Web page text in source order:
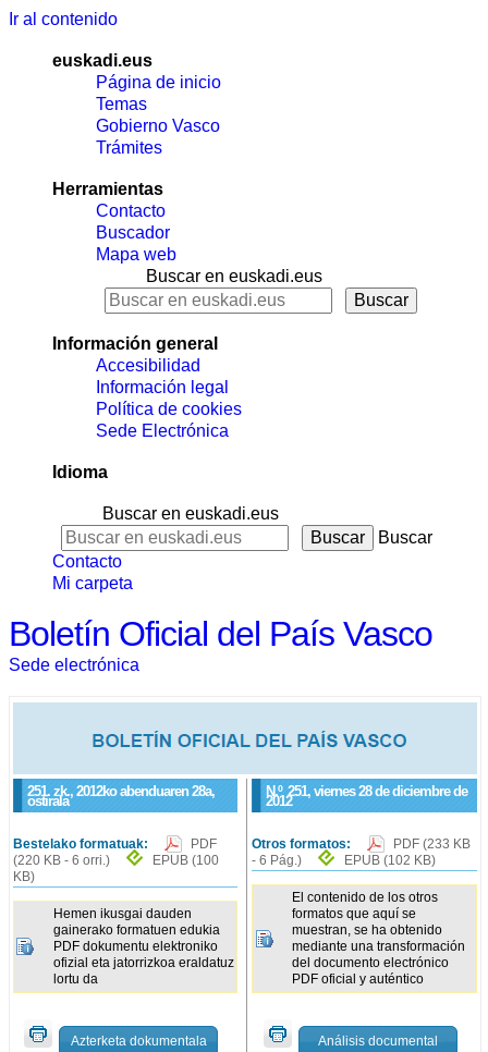
Ir al contenido
euskadi.eus
Página de inicio
Temas
Gobierno Vasco
Trámites
Herramientas
Contacto
Buscador
Mapa web
Buscar en euskadi.eus
Información general
Accesibilidad
Información legal
Política de cookies
Sede Electrónica
Idioma
Buscar en euskadi.eus
Buscar
Contacto
Mi carpeta
Boletín Oficial del País Vasco
Sede electrónica
251. zk., 2012ko abenduaren 28a,
ostirala
N.º 251, viernes 28 de diciembre de
2012
Bestelako formatuak:
PDF
(220 KB - 6 orri.)
EPUB (100
KB)
Hemen ikusgai dauden
gainerako formatuen edukia
PDF dokumentu elektroniko
ofizial eta jatorrizkoa eraldatuz
lortu da
Azterketa dokumentala
Otros formatos: PDF(233 KB
- 6 Pág.)
EPUB(102 KB)
El contenido de los otros
formatos que aquí se
muestran, se ha obtenido
mediante una transformación
del documento electrónico
PDF oficial y auténtico
Análisis documental